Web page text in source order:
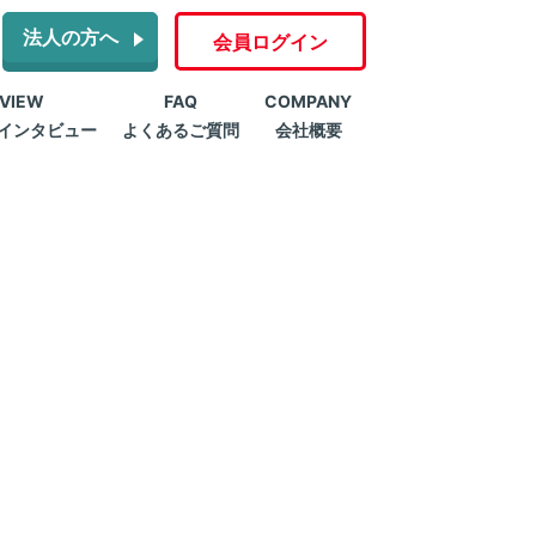
法人の方へ 会員ログイン
ンタビュー
FAQ
よくあるご質問
COMPANY
会社概要